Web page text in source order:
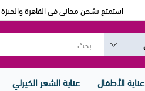
استمتع بشحن مجانى فى القاهرة والجيزة
عناية الأطفال عناية الشعر الكيرلي